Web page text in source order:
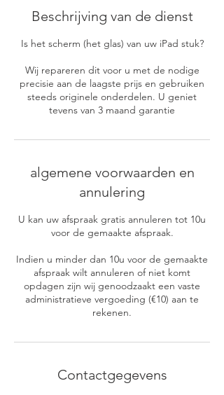
Beschrijving van de dienst
Is het scherm (het glas) van uw iPad stuk?
Wij repareren dit voor u met de nodige
precisie aan de laagste prijs en gebruiken
steeds originele onderdelen. U geniet
tevens van 3 maand garantie
algemene voorwaarden en
annulering
U kan uw afspraak gratis annuleren tot 10u
voor de gemaakte afspraak.
Indien u minder dan 10u voor de gemaakte
afspraak wilt annuleren of niet komt
opdagen zijn wij genoodzaakt een vaste
administratieve vergoeding (€10) aan te
rekenen.
Contactgegevens